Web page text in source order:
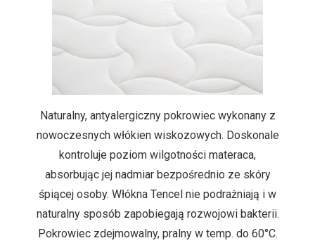
Naturalny, antyalergiczny pokrowiec wykonany z
nowoczesnych włókien wiskozowych. Doskonale
kontroluje poziom wilgotności materaca,
absorbując jej nadmiar bezpośrednio ze skóry
śpiącej osoby. Włókna Tencel nie podrażniają i w
naturalny sposób zapobiegają rozwojowi bakterii.
Pokrowiec zdejmowalny, pralny w temp. do 60°C.